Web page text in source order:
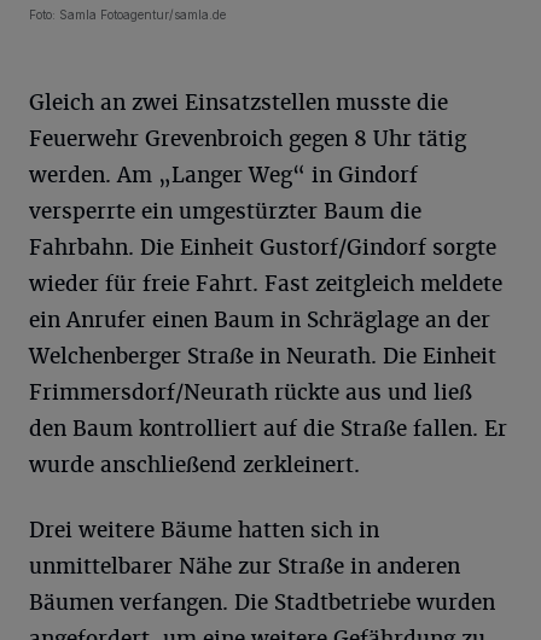
Foto: Samla Fotoagentur/samla.de
Gleich an zwei Einsatzstellen musste die
Feuerwehr Grevenbroich gegen 8 Uhr tätig
werden. Am „Langer Weg“ in Gindorf
versperrte ein umgestürzter Baum die
Fahrbahn. Die Einheit Gustorf/Gindorf sorgte
wieder für freie Fahrt. Fast zeitgleich meldete
ein Anrufer einen Baum in Schräglage an der
Welchenberger Straße in Neurath. Die Einheit
Frimmersdorf/Neurath rückte aus und ließ
den Baum kontrolliert auf die Straße fallen. Er
wurde anschließend zerkleinert.
Drei weitere Bäume hatten sich in
unmittelbarer Nähe zur Straße in anderen
Bäumen verfangen. Die Stadtbetriebe wurden